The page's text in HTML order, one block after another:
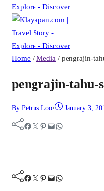
Home / Media / pengrajin-
pengrajin-tahu-
By Petrus Loo• January 3,
Facebook Twitter Pinterest Mail WhatsApp
Facebook Twitter Pinterest Mail WhatsApp